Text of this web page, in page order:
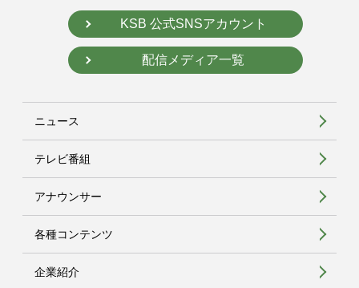
KSB 公式SNSアカウント
配信メディア一覧
ニュース
テレビ番組
アナウンサー
各種コンテンツ
企業紹介